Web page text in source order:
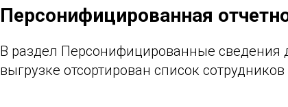
Персонифицированная
В раздел Персонифицированные
выгрузке отсортирован список